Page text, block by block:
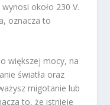
około 230 V.
oznacza to
większej mocy, na
światła oraz
migotanie lub
to, że istnieje